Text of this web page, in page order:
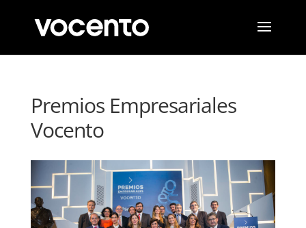
Premios Empresariales
Vocento